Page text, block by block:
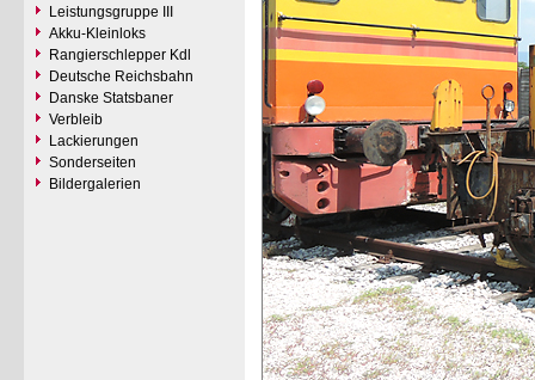
Leistungsgruppe III
Akku-Kleinloks
Rangierschlepper Kdl
Deutsche Reichsbahn
Danske Statsbaner
Verbleib
Lackierungen
Sonderseiten
Bildergalerien